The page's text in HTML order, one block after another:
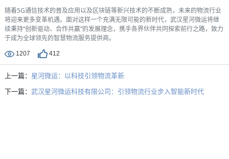
随着5G通信技术的普及应用以及区块链等新兴技术的不断成熟，未来的物流行业
将迎来更多变革机遇。面对这样一个充满无限可能的新时代，武汉星河微运将继
续秉持“创新驱动、合作共赢”的发展理念，携手各界伙伴共同探索前行之路，致力
于成为全球领先的智慧物流服务提供商。
1207 412
上一篇： 星河微运：以科技引领物流革新
下一篇： 武汉星河微运科技有限公司：引领物流行业步入智能新时代